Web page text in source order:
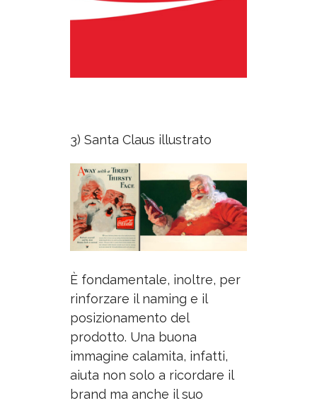
3) Santa Claus illustrato
È fondamentale, inoltre, per
rinforzare il naming e il
posizionamento del
prodotto. Una buona
immagine calamita, infatti,
aiuta non solo a ricordare il
brand ma anche il suo